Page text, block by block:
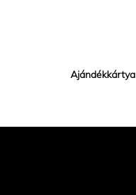
Ajándékkártya